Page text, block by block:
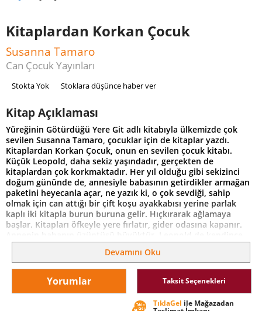
Kitaplardan Korkan Çocuk
Susanna Tamaro
Can Çocuk Yayınları
Stokta Yok Stoklara düşünce haber ver
Kitap Açıklaması
Yüreğinin Götürdüğü Yere Git adlı kitabıyla ülkemizde çok
sevilen Susanna Tamaro, çocuklar için de kitaplar yazdı.
Kitaplardan Korkan Çocuk, onun en sevilen çocuk kitabı.
Küçük Leopold, daha sekiz yaşındadır, gerçekten de
kitaplardan çok korkmaktadır. Her yıl olduğu gibi sekizinci
doğum gününde de, annesiyle babasının getirdikler armağan
paketini heyecanla açar, ne yazık ki, o çok sevdiği, sahip
olmak için can attığı bir çift koşu ayakkabısı yerine parlak
kaplı iki kitapla burun buruna gelir. Hıçkırarak ağlamaya
başlar. Kitapları öfkeyle yere fırlatır, gider odasına kapanır.
Annenin babanın üzüntüsü büyüktür. Leopold de kendince
haklıdır. Çünkü hangi kitabı açsa kara kara harfler, kara kara
lekeler havalarda uçuşmakta, çocuğun başı dönmektedir.
Oğullarının bu kitap korkusu hastalığını yenmek için annesi
babası çareler ararlar, onu doktora götürürler, cezalandırma
yoluna başvururlar. Sonunda Leopold, çareyi evden kaçmakta
bulur. Kitap okumayı seven çocuklar ona kızmasınlar. Çünkü
Devamını Oku
Yorumlar Taksit Seçenekleri
TıklaGel ile Mağazadan